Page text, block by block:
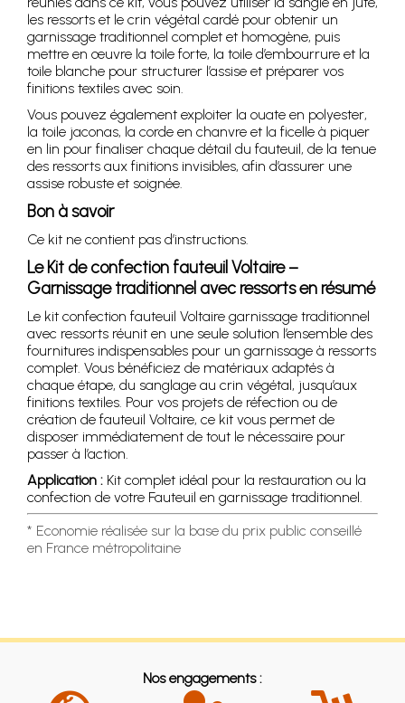
les ressorts et le crin végétal cardé pour obtenir un
garnissage traditionnel complet et homogène, puis
mettre en œuvre la toile forte, la toile d’embourrure et la
toile blanche pour structurer l’assise et préparer vos
finitions textiles avec soin.
Vous pouvez également exploiter la ouate en polyester,
la toile jaconas, la corde en chanvre et la ficelle à piquer
en lin pour finaliser chaque détail du fauteuil, de la tenue
des ressorts aux finitions invisibles, afin d’assurer une
assise robuste et soignée.
Bon à savoir
Ce kit ne contient pas d’instructions.
Le Kit de confection fauteuil Voltaire –
Garnissage traditionnel avec ressorts en résumé
Le kit confection fauteuil Voltaire garnissage traditionnel
avec ressorts réunit en une seule solution l’ensemble des
fournitures indispensables pour un garnissage à ressorts
complet. Vous bénéficiez de matériaux adaptés à
chaque étape, du sanglage au crin végétal, jusqu’aux
finitions textiles. Pour vos projets de réfection ou de
création de fauteuil Voltaire, ce kit vous permet de
disposer immédiatement de tout le nécessaire pour
passer à l’action.
Application : Kit complet idéal pour la restauration ou la
confection de votre Fauteuil en garnissage traditionnel.
* Economie réalisée sur la base du prix public conseillé
en France métropolitaine
Nos engagements :